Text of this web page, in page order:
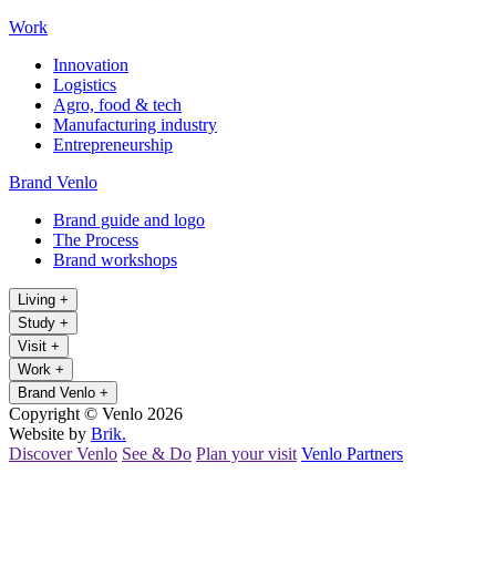
Work
Innovation
Logistics
Agro, food & tech
Manufacturing industry
Entrepreneurship
Brand Venlo
Brand guide and logo
The Process
Brand workshops
Living +
Study +
Visit +
Work +
Brand Venlo +
Copyright © Venlo 2026
Website by Brik.
Discover Venlo See & Do Plan your visit Venlo Partners